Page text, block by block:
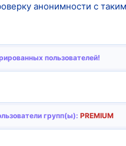
анонимности с таким
пользователей!
групп(ы): PREMIUM